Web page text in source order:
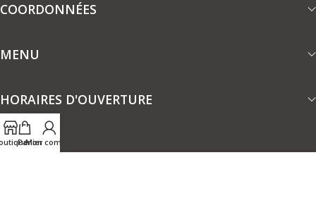
COORDONNÉES
MENU
HORAIRES D'OUVERTURE
Panier
Mon compte